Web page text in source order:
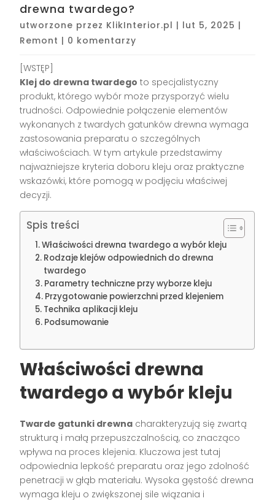
drewna twardego?
utworzone przez KlikInterior.pl | lut 5, 2025 |
Remont | 0 komentarzy
[WSTĘP]
Klej do drewna twardego to specjalistyczny
produkt, którego wybór może przysporzyć wielu
trudności. Odpowiednie połączenie elementów
wykonanych z twardych gatunków drewna wymaga
zastosowania preparatu o szczególnych
właściwościach. W tym artykule przedstawimy
najważniejsze kryteria doboru kleju oraz praktyczne
wskazówki, które pomogą w podjęciu właściwej
decyzji.
Spis treści
Właściwości drewna twardego a wybór kleju
Rodzaje klejów odpowiednich do drewna
twardego
Parametry techniczne przy wyborze kleju
Przygotowanie powierzchni przed klejeniem
Technika aplikacji kleju
Podsumowanie
Właściwości drewna
twardego a wybór kleju
Twarde gatunki drewna charakteryzują się zwartą
strukturą i małą przepuszczalnością, co znacząco
wpływa na proces klejenia. Kluczowa jest tutaj
odpowiednia lepkość preparatu oraz jego zdolność
penetracji w głąb materiału. Wysoka gęstość drewna
wymaga kleju o zwiększonej sile wiązania i